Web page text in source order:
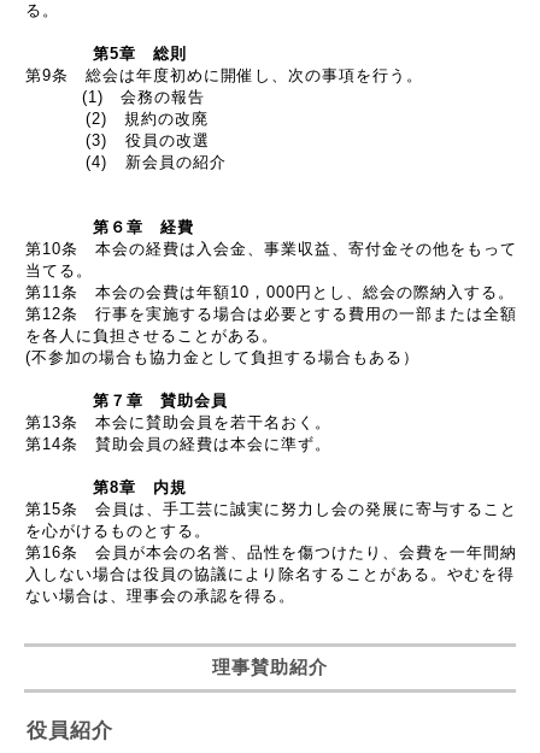
る。
第5章 総則
第9条 総会は年度初めに開催し、次の事項を行う。
(1) 会務の報告
(2) 規約の改廃
(3) 役員の改選
(4) 新会員の紹介
第６章 経費
第10条 本会の経費は入会金、事業収益、寄付金その他をもって
当てる。
第11条 本会の会費は年額10，000円とし、総会の際納入する。
第12条 行事を実施する場合は必要とする費用の一部または全額
を各人に負担させることがある。
(不参加の場合も協力金として負担する場合もある）
第７章 賛助会員
第13条 本会に賛助会員を若干名おく。
第14条 賛助会員の経費は本会に準ず。
第8章 内規
第15条 会員は、手工芸に誠実に努力し会の発展に寄与すること
を心がけるものとする。
第16条 会員が本会の名誉、品性を傷つけたり、会費を一年間納
入しない場合は役員の協議により除名することがある。 やむを得
ない場合は、理事会の承認を得る。
理事賛助紹介
役員紹介